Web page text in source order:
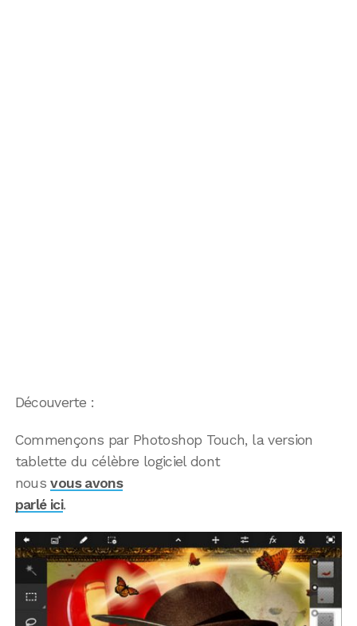
Découverte :
Commençons par Photoshop Touch, la version
tablette du célèbre logiciel dont
nousvous avons
parlé ici.